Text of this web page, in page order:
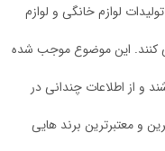
لوازم خانگی و لوازم
کنند. این موضوع موجب شده
و از اطلاعات چندانی در
و معتبرترین برند هایی